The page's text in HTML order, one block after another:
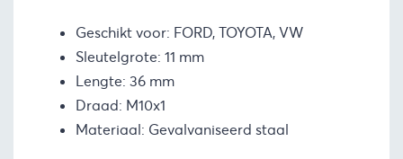
Geschikt voor: FORD, TOYOTA, VW
Sleutelgrote: 11 mm
Lengte: 36 mm
Draad: M10x1
Materiaal: Gevalvaniseerd staal